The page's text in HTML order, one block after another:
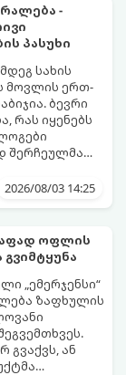
-
პასუხი
სახის
მოვლის ერთ-
ბევრი
რას იყენებს
შერჩეულმა
და
- ტრადიციული
2026/08/03 14:25
ოფლის
„ემერჯენსი“
ზაფხულის
ან